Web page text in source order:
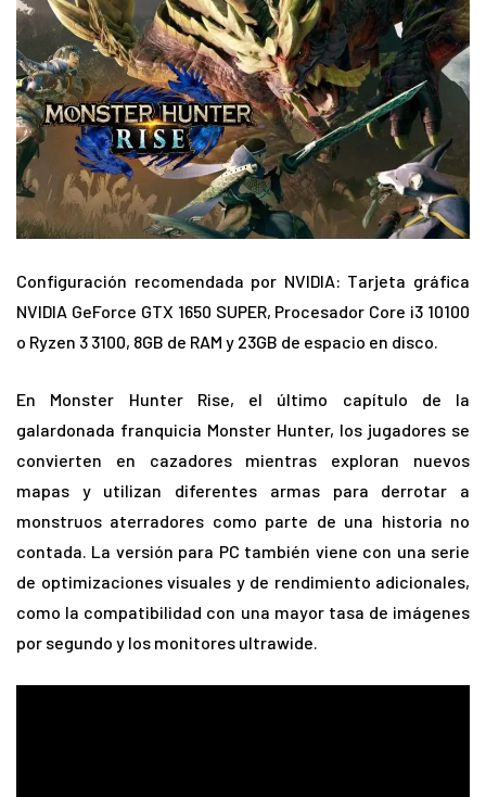
Configuración recomendada por NVIDIA: Tarjeta gráfica
NVIDIA GeForce GTX 1650 SUPER, Procesador Core i3 10100
o Ryzen 3 3100, 8GB de RAM y 23GB de espacio en disco.
En Monster Hunter Rise, el último capítulo de la
galardonada franquicia Monster Hunter, los jugadores se
convierten en cazadores mientras exploran nuevos
mapas y utilizan diferentes armas para derrotar a
monstruos aterradores como parte de una historia no
contada. La versión para PC también viene con una serie
de optimizaciones visuales y de rendimiento adicionales,
como la compatibilidad con una mayor tasa de imágenes
por segundo y los monitores ultrawide.